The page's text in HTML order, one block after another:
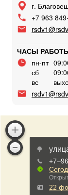
г.
+7 963
ЧАСЫ
пн-пт
сб
вс